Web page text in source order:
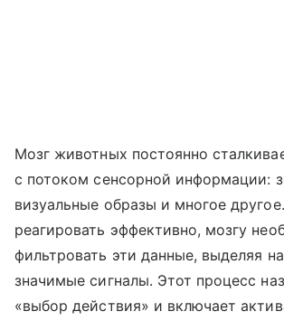
Мозг животных постоянно
с потоком сенсорной информации:
визуальные образы и многое
реагировать эффективно, мозгу
фильтровать эти данные, выделяя
значимые сигналы. Этот процесс
«выбор действия» и включает